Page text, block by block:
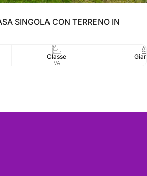
SINGOLA CON TERRENO IN
Classe
VA